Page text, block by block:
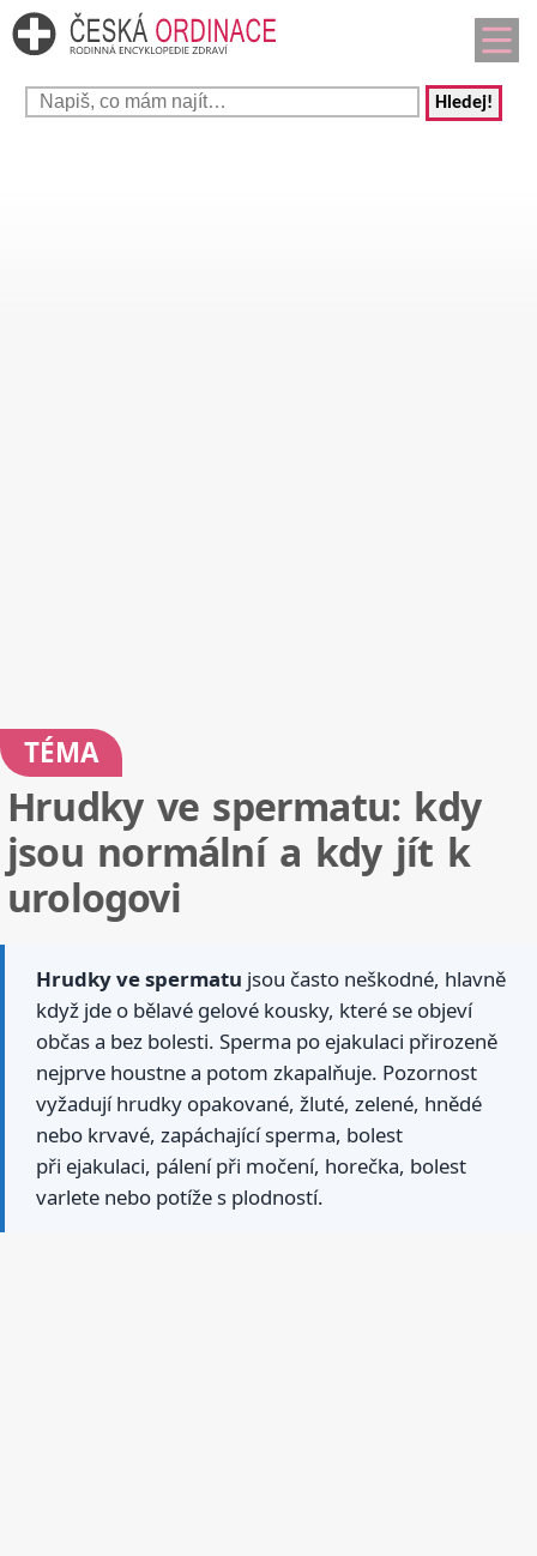
Hledej!
TÉMA
Hrudky ve spermatu: kdy
jsou normální a kdy jít k
urologovi
Hrudky ve spermatu jsou často neškodné, hlavně
když jde o bělavé gelové kousky, které se objeví
občas a bez bolesti. Sperma po ejakulaci přirozeně
nejprve houstne a potom zkapalňuje. Pozornost
vyžadují hrudky opakované, žluté, zelené, hnědé
nebo krvavé, zapáchající sperma, bolest
při ejakulaci, pálení při močení, horečka, bolest
varlete nebo potíže s plodností.